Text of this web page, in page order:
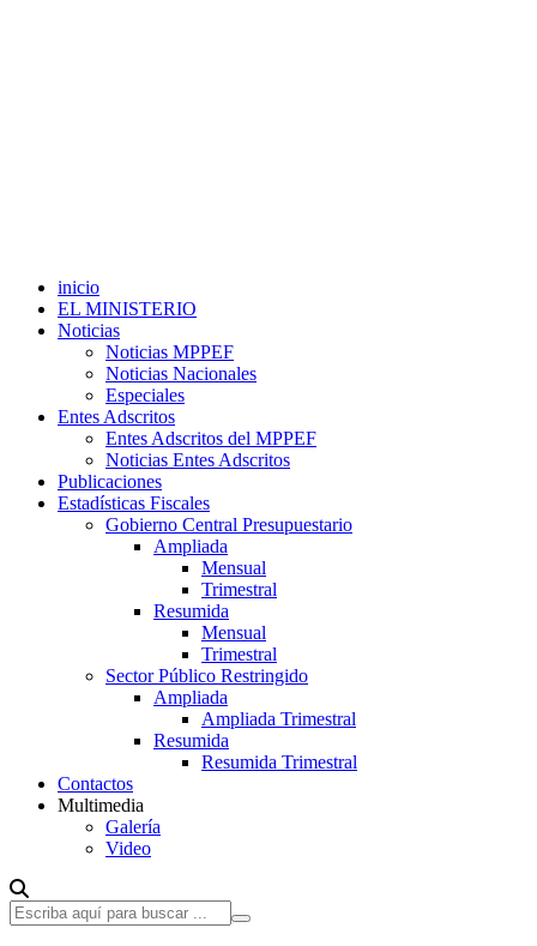
inicio
EL MINISTERIO
Noticias
Noticias MPPEF
Noticias Nacionales
Especiales
Entes Adscritos
Entes Adscritos del MPPEF
Noticias Entes Adscritos
Publicaciones
Estadísticas Fiscales
Gobierno Central Presupuestario
Ampliada
Mensual
Trimestral
Resumida
Mensual
Trimestral
Sector Público Restringido
Ampliada
Ampliada Trimestral
Resumida
Resumida Trimestral
Contactos
Multimedia
Galería
Video